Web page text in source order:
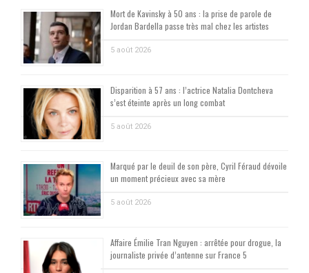
Mort de Kavinsky à 50 ans : la prise de parole de
Jordan Bardella passe très mal chez les artistes
5 août 2026
Disparition à 57 ans : l’actrice Natalia Dontcheva
s’est éteinte après un long combat
5 août 2026
Marqué par le deuil de son père, Cyril Féraud dévoile
un moment précieux avec sa mère
5 août 2026
Affaire Émilie Tran Nguyen : arrêtée pour drogue, la
journaliste privée d’antenne sur France 5